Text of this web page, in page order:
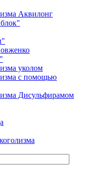
Аквилонг
уколом
с помощью
Дисульфирамом